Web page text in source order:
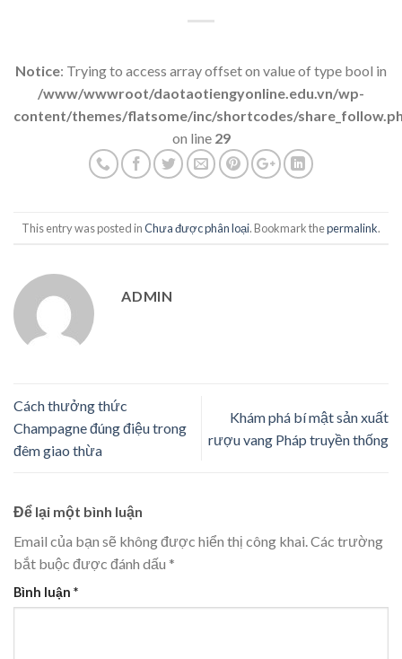
Notice: Trying to access array offset on value of type bool in
/www/wwwroot/daotaotiengyonline.edu.vn/wp-
content/themes/flatsome/inc/shortcodes/
on line 29
This entry was posted inChưa được phân loại. Bookmark thepermalink.
ADMIN
Cách thưởng thức
Champagne đúng điệu trong
đêm giao thừa
Khám phá bí mật sản xuất
rượu vang Pháp truyền thống
Để lại một bình luận
Email của bạn sẽ không được hiển thị công khai. Các trường
bắt buộc được đánh dấu *
Bình luận *